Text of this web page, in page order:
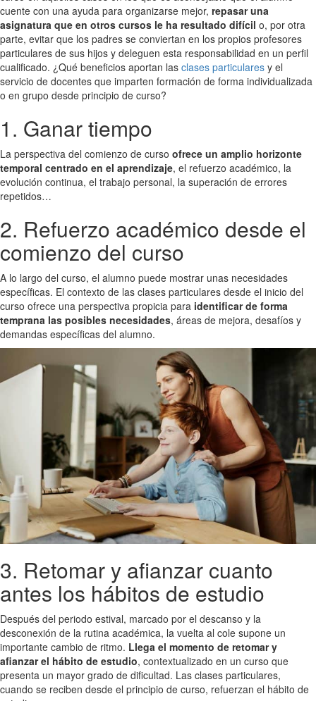
cuente con una ayuda para organizarse mejor, repasar una
asignatura que en otros cursos le ha resultado difícil o, por otra
parte, evitar que los padres se conviertan en los propios profesores
particulares de sus hijos y deleguen esta responsabilidad en un perfil
cualificado. ¿Qué beneficios aportan las clases particulares y el
servicio de docentes que imparten formación de forma individualizada
o en grupo desde principio de curso?
1. Ganar tiempo
La perspectiva del comienzo de curso ofrece un amplio horizonte
temporal centrado en el aprendizaje, el refuerzo académico, la
evolución continua, el trabajo personal, la superación de errores
repetidos…
2. Refuerzo académico desde el
comienzo del curso
A lo largo del curso, el alumno puede mostrar unas necesidades
específicas. El contexto de las clases particulares desde el inicio del
curso ofrece una perspectiva propicia para identificar de forma
temprana las posibles necesidades, áreas de mejora, desafíos y
demandas específicas del alumno.
3. Retomar y afianzar cuanto
antes los hábitos de estudio
Después del periodo estival, marcado por el descanso y la
desconexión de la rutina académica, la vuelta al cole supone un
importante cambio de ritmo. Llega el momento de retomar y
afianzar el hábito de estudio, contextualizado en un curso que
presenta un mayor grado de dificultad. Las clases particulares,
cuando se reciben desde el principio de curso, refuerzan el hábito de